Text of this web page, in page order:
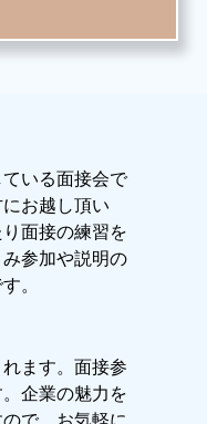
いる面接会で
お越し頂い
面接の練習を
参加や説明の
。
ます。面接参
企業の魅力を
で、お気軽に